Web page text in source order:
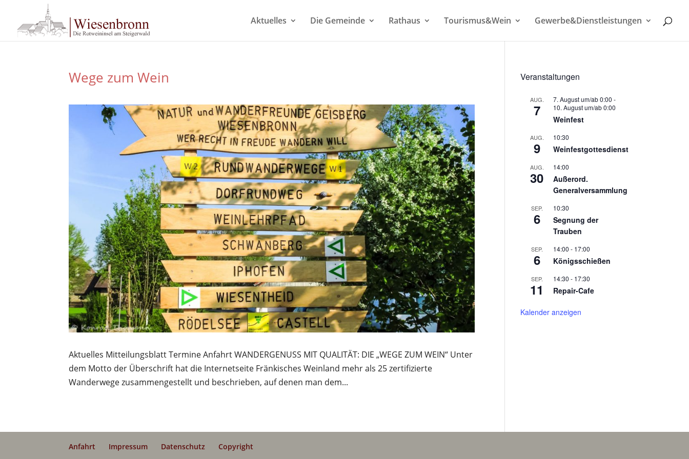
Aktuelles Die Gemeinde Rathaus Tourismus&Wein Gewerbe&Dienstleistungen
Wege zum Wein
Aktuelles Mitteilungsblatt Termine Anfahrt WANDERGENUSS MIT QUALITÄT: DIE „WEGE ZUM WEIN“ Unter
dem Motto der Überschrift hat die Internetseite Fränkisches Weinland mehr als 25 zertifizierte
Wanderwege zusammengestellt und beschrieben, auf denen man dem...
Veranstaltungen
AUG.
7
7. August um/ab 0:00 -
10. August um/ab 0:00
Weinfest
AUG.
9
10:30
Weinfestgottesdienst
AUG.
30
14:00
Außerord.
Generalversammlung
SEP.
6
10:30
Segnung der
Trauben
SEP.
6
14:00 - 17:00
Königsschießen
SEP.
11
14:30 - 17:30
Repair-Cafe
Kalender anzeigen
Anfahrt Impressum Datenschutz Copyright